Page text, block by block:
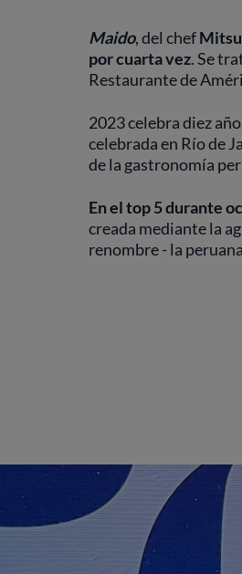
Maido, del chef
por cuarta vez. Se
Restaurante de
2023 celebra diez
celebrada en Río de
de la gastronomía
En el top 5 durante
creada mediante la
renombre - la